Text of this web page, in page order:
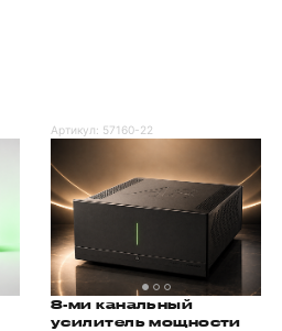
Артикул: 57160-22
8-ми канальный
усилитель мощности